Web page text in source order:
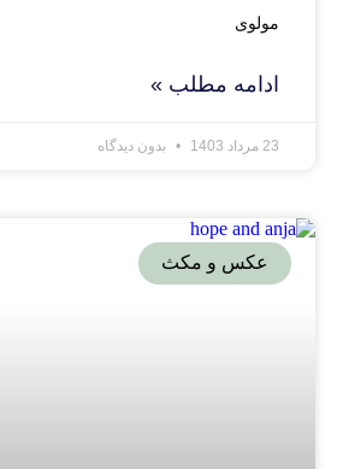
مولوی
ادامه مطلب »
23 مرداد 1403 بدون دیدگاه
عکس و مکث